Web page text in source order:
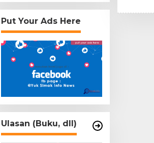
Put Your Ads Here
Ulasan (Buku, dll)